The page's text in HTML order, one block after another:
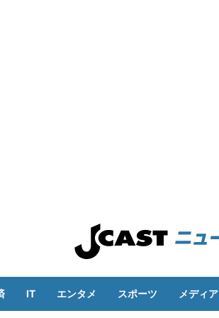
IT エンタメ スポーツ メディア